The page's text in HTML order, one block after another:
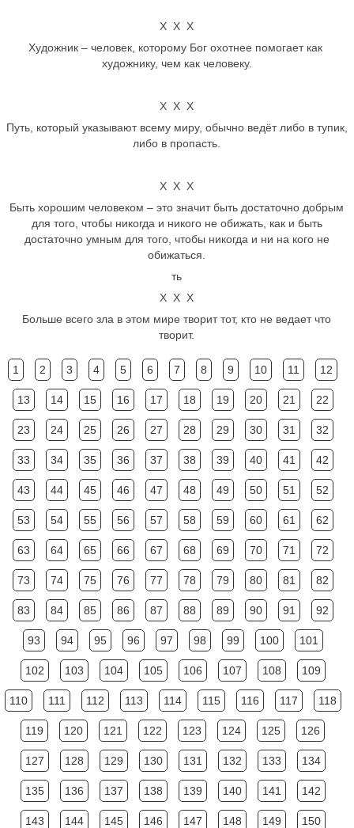
Х Х Х
Художник – человек, которому Бог охотнее помогает как
художнику, чем как человеку.
Х Х Х
Путь, который указывают всему миру, обычно ведёт либо в тупик,
либо в пропасть.
Х Х Х
Быть хорошим человеком – это значит быть достаточно добрым
для того, чтобы никогда и никого не обижать, как и быть
достаточно умным для того, чтобы никогда и ни на кого не
обижаться.
ть
Х Х Х
Больше всего зла в этом мире творит тот, кто не ведает что
творит.
1 2 3 4 5 6 7 8 9 10 11 12
13 14 15 16 17 18 19 20 21 22
23 24 25 26 27 28 29 30 31 32
33 34 35 36 37 38 39 40 41 42
43 44 45 46 47 48 49 50 51 52
53 54 55 56 57 58 59 60 61 62
63 64 65 66 67 68 69 70 71 72
73 74 75 76 77 78 79 80 81 82
83 84 85 86 87 88 89 90 91 92
93 94 95 96 97 98 99 100 101
102 103 104 105 106 107 108 109
110 111 112 113 114 115 116 117 118
119 120 121 122 123 124 125 126
127 128 129 130 131 132 133 134
135 136 137 138 139 140 141 142
143 144 145 146 147 148 149 150